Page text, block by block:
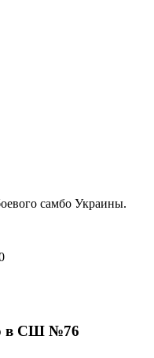
самбо Украины.
в СШ №76